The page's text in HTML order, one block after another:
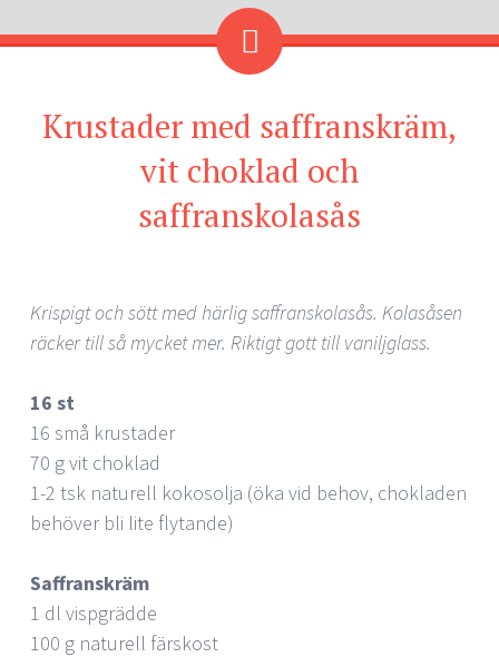
Krustader med saffranskräm,
vit choklad och
saffranskolasås
Krispigt och sött med härlig saffranskolasås. Kolasåsen
räcker till så mycket mer. Riktigt gott till vaniljglass.
16 st
16 små krustader
70 g vit choklad
1-2 tsk naturell kokosolja (öka vid behov, chokladen
behöver bli lite flytande)
Saffranskräm
1 dl vispgrädde
100 g naturell färskost